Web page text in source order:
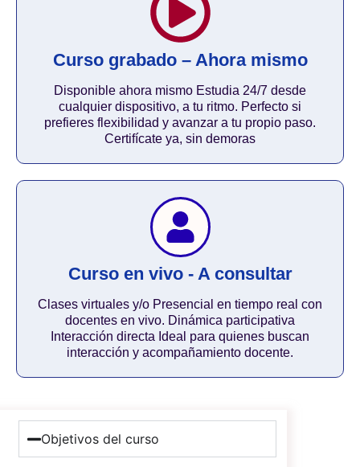
Curso grabado – Ahora mismo
Disponible ahora mismo Estudia 24/7 desde
cualquier dispositivo, a tu ritmo. Perfecto si
prefieres flexibilidad y avanzar a tu propio paso.
Certifícate ya, sin demoras
Curso en vivo - A consultar
Clases virtuales y/o Presencial en tiempo real con
docentes en vivo. Dinámica participativa
Interacción directa Ideal para quienes buscan
interacción y acompañamiento docente.
Objetivos del curso